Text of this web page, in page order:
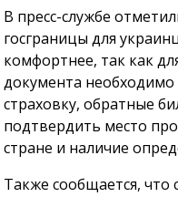
В пресс-службе
госграницы для
комфортнее, так как
документа
страховку, обратные
подтвердить место
стране и наличие
Также сообщается, что